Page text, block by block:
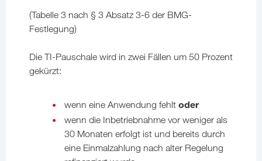
(Tabelle 3 nach § 3 Absatz 3-6 der BMG-
Festlegung)
Die TI-Pauschale wird in zwei Fällen um 50 Prozent
gekürzt:
wenn eine Anwendung fehlt oder
wenn die Inbetriebnahme vor weniger als
30 Monaten erfolgt ist und bereits durch
eine Einmalzahlung nach alter Regelung